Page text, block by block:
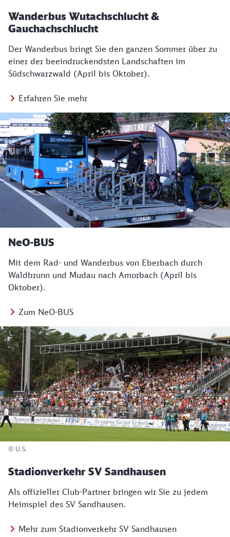
Wanderbus Wutachschlucht &
Gauchachschlucht
Der Wanderbus bringt Sie den ganzen Sommer über zu
einer der beeindruckendsten Landschaften im
Südschwarzwald (April bis Oktober).
Erfahren Sie mehr
NeO-BUS
Mit dem Rad- und Wanderbus von Eberbach durch
Waldbrunn und Mudau nach Amorbach (April bis
Oktober).
Zum NeO-BUS
© U.S.
Stadionverkehr SV Sandhausen
Als offizieller Club-Partner bringen wir Sie zu jedem
Heimspiel des SV Sandhausen.
Mehr zum Stadionverkehr SV Sandhausen